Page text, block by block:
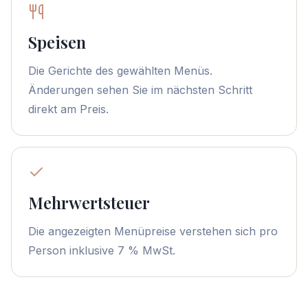
Speisen
Die Gerichte des gewählten Menüs.
Änderungen sehen Sie im nächsten Schritt
direkt am Preis.
Mehrwertsteuer
Die angezeigten Menüpreise verstehen sich pro
Person inklusive 7 % MwSt.